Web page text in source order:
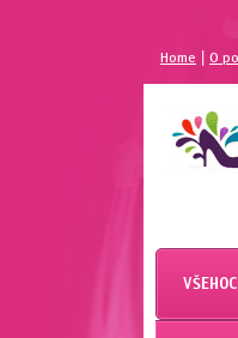
Home |O